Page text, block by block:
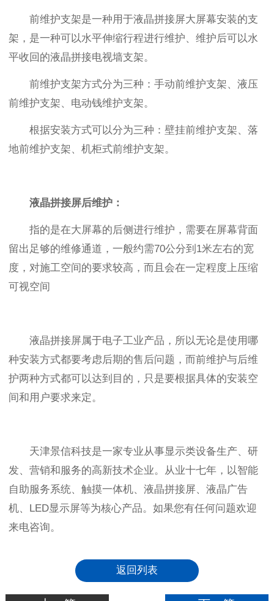
前维护支架是一种用于液晶拼接屏大屏幕安装的支
架，是一种可以水平伸缩行程进行维护、维护后可以水
平收回的液晶拼接电视墙支架。
前维护支架方式分为三种：手动前维护支架、液压
前维护支架、电动钱维护支架。
根据安装方式可以分为三种：壁挂前维护支架、落
地前维护支架、机柜式前维护支架。
液晶拼接屏后维护：
指的是在大屏幕的后侧进行维护，需要在屏幕背面
留出足够的维修通道，一般约需70公分到1米左右的宽
度，对施工空间的要求较高，而且会在一定程度上压缩
可视空间
液晶拼接屏属于电子工业产品，所以无论是使用哪
种安装方式都要考虑后期的售后问题，而前维护与后维
护两种方式都可以达到目的，只是要根据具体的安装空
间和用户要求来定。
天津景信科技是一家专业从事显示类设备生产、研
发、营销和服务的高新技术企业。从业十七年，以智能
自助服务系统、触摸一体机、液晶拼接屏、液晶广告
机、LED显示屏等为核心产品。如果您有任何问题欢迎
来电咨询。
返回列表